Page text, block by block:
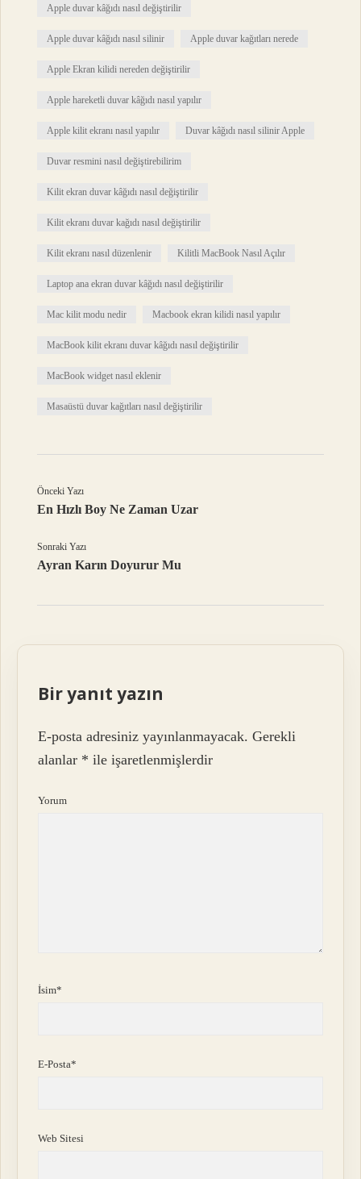
Apple duvar kâğıdı nasıl değiştirilir
Apple duvar kâğıdı nasıl silinir Apple duvar kağıtları nerede
Apple Ekran kilidi nereden değiştirilir
Apple hareketli duvar kâğıdı nasıl yapılır
Apple kilit ekranı nasıl yapılır Duvar kâğıdı nasıl silinir Apple
Duvar resmini nasıl değiştirebilirim
Kilit ekran duvar kâğıdı nasıl değiştirilir
Kilit ekranı duvar kağıdı nasıl değiştirilir
Kilit ekranı nasıl düzenlenir Kilitli MacBook Nasıl Açılır
Laptop ana ekran duvar kâğıdı nasıl değiştirilir
Mac kilit modu nedir Macbook ekran kilidi nasıl yapılır
MacBook kilit ekranı duvar kâğıdı nasıl değiştirilir
MacBook widget nasıl eklenir
Masaüstü duvar kağıtları nasıl değiştirilir
Önceki Yazı
En Hızlı Boy Ne Zaman Uzar
Sonraki Yazı
Ayran Karın Doyurur Mu
Bir yanıt yazın
E-posta adresiniz yayınlanmayacak. Gerekli
alanlar * ile işaretlenmişlerdir
Yorum
İsim*
E-Posta*
Web Sitesi